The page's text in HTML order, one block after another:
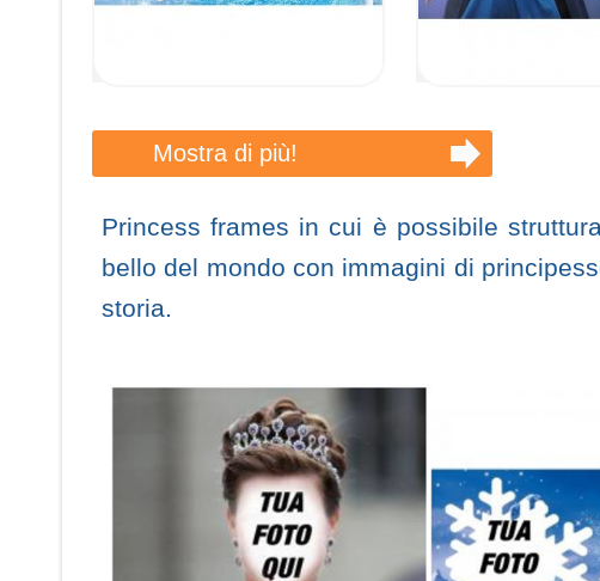
Mostra di più!
Princess frames in cui è possibile
bello del mondo con immagini di
storia.